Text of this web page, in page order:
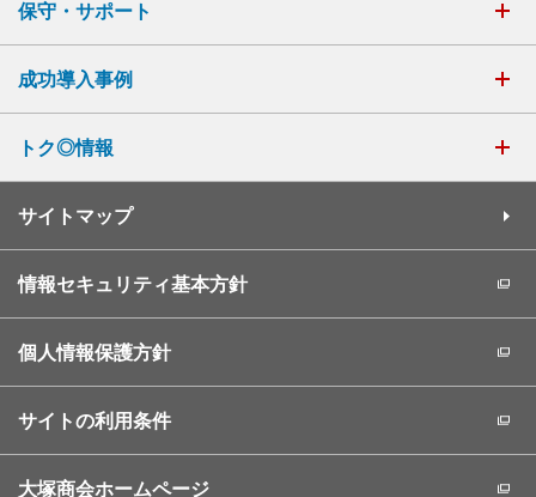
保守・サポート
成功導入事例
トク◎情報
サイトマップ
情報セキュリティ基本方針
個人情報保護方針
サイトの利用条件
大塚商会ホームページ